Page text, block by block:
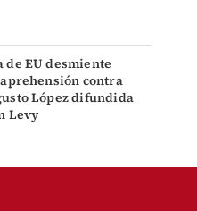
de EU desmiente
contra
López difundida
Levy